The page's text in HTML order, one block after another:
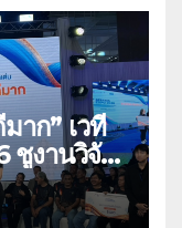
าก” เวที
ชูงานวิจัย
รมสู่เชิง